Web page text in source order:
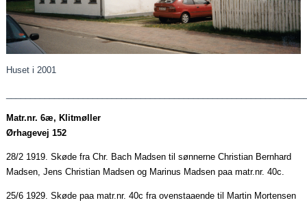
Huset i 2001
Matr.nr. 6æ, Klitmøller
Ørhagevej 152
28/2 1919. Skøde fra Chr. Bach Madsen til sønnerne Christian Bernhard
Madsen, Jens Christian Madsen og Marinus Madsenpaa matr.nr. 40c.
25/6 1929. Skødepaa matr.nr. 40c fraovenstaaende til Martin Mortensen